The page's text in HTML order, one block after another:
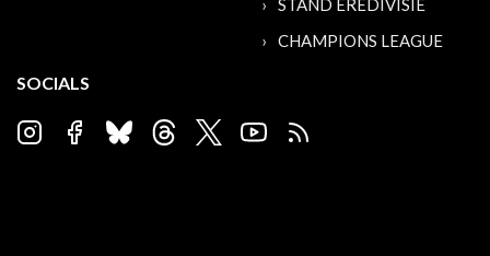
STAND EREDIVISIE
CHAMPIONS LEAGUE
SOCIALS